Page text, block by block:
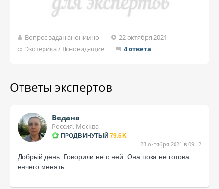
Вопрос задан анонимно
22 октября 2021
Эзотерика /Ясновидящие 4 ответа
Ответы экспертов
Ведана
Россия, Москва
ПРОДВИНУТЫЙ 79.6K
23 октября 2021 в 09:12
Добрый день. Говорили не о ней. Она пока не готова
енчего менять.